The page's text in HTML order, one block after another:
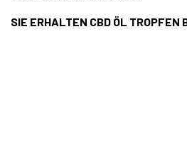
SIE ERHALTEN CBD ÖL TROPFEN